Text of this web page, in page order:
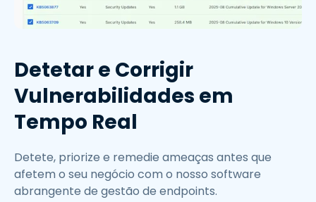
Detetar e Corrigir
Vulnerabilidades em
Tempo Real
Detete, priorize e remedie ameaças antes que
afetem o seu negócio com o nosso software
abrangente de gestão de endpoints.